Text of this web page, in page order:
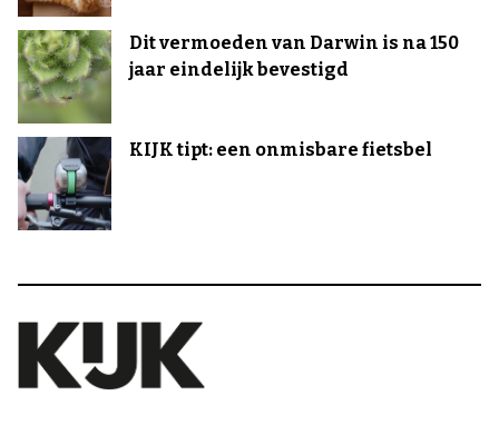
Dit vermoeden van Darwin is na 150
jaar eindelijk bevestigd
KIJK tipt: een onmisbare fietsbel